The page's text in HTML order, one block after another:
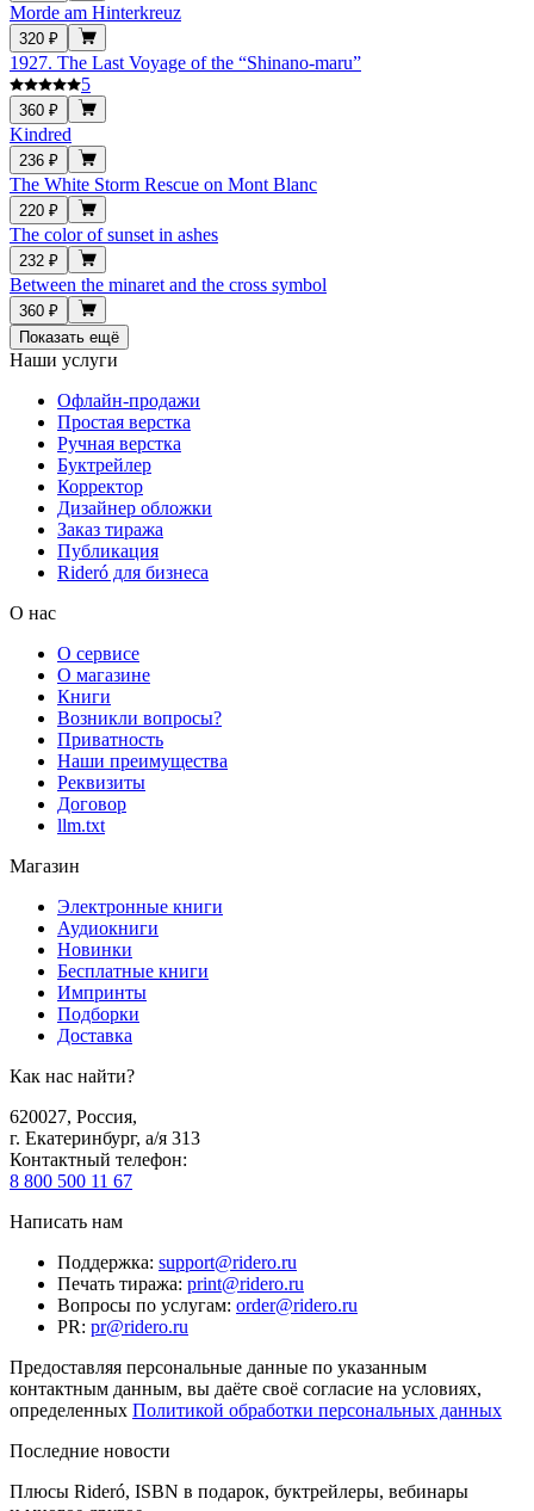
Morde am Hinterkreuz
320 ₽
1927. The Last Voyage of the “Shinano-maru”
5
360 ₽
Kindred
236 ₽
The White Storm Rescue on Mont Blanc
220 ₽
The color of sunset in ashes
232 ₽
Between the minaret and the cross symbol
360 ₽
Показать ещё
Наши услуги
Офлайн-продажи
Простая верстка
Ручная верстка
Буктрейлер
Корректор
Дизайнер обложки
Заказ тиража
Публикация
Rideró для бизнеса
О нас
О сервисе
О магазине
Книги
Возникли вопросы?
Приватность
Наши преимущества
Реквизиты
Договор
llm.txt
Магазин
Электронные книги
Аудиокниги
Новинки
Бесплатные книги
Импринты
Подборки
Доставка
Как нас найти?
620027, Россия,
г. Екатеринбург, а/я 313
Контактный телефон:
8 800 500 11 67
Написать нам
Поддержка: support@ridero.ru
Печать тиража: print@ridero.ru
Вопросы по услугам: order@ridero.ru
PR: pr@ridero.ru
Предоставляя персональные данные по указанным
контактным данным, вы даёте своё согласие на условиях,
определенных Политикой обработки персональных данных
Последние новости
Плюсы Rideró, ISBN в подарок, буктрейлеры, вебинары